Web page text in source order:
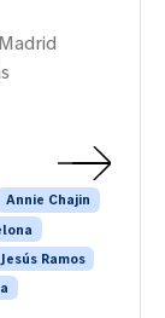
Annie Chajin
Jesús Ramos